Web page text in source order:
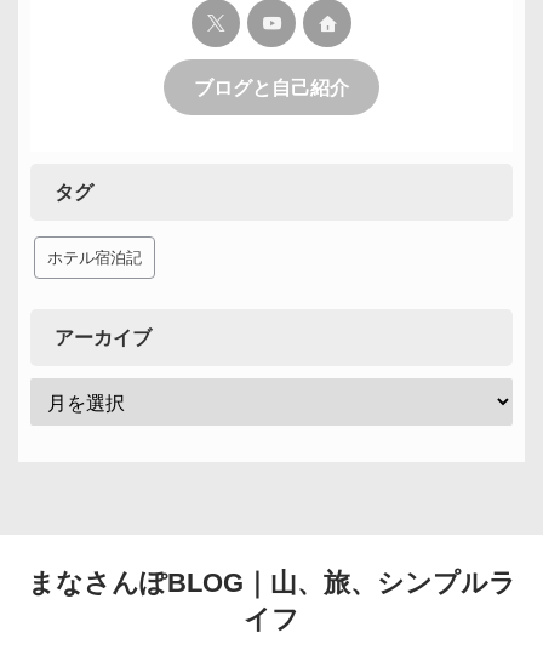
ブログと自己紹介
タグ
ホテル宿泊記
アーカイブ
まなさんぽBLOG｜山、旅、シンプルラ
イフ